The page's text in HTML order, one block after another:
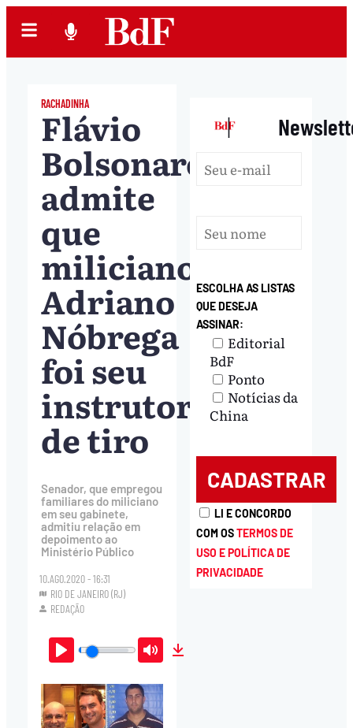
RACHADINHA
Flávio
Bolsonaro
admite
que
miliciano
Adriano
Nóbrega
foi seu
instrutor
de tiro
Senador, que empregou
familiares do miliciano
em seu gabinete,
admitiu relação em
depoimento ao
Ministério Público
10.AGO.2020 - 16:31
RIO DE JANEIRO (RJ)
REDAÇÃO
Play Mute
|
ESCOLHA AS LISTAS
QUE DESEJA
ASSINAR:
Editorial
BdF
Ponto
Notícias da
China
LI E CONCORDO
COM OSTERMOS DE
USO E POLÍTICA DE
PRIVACIDADE